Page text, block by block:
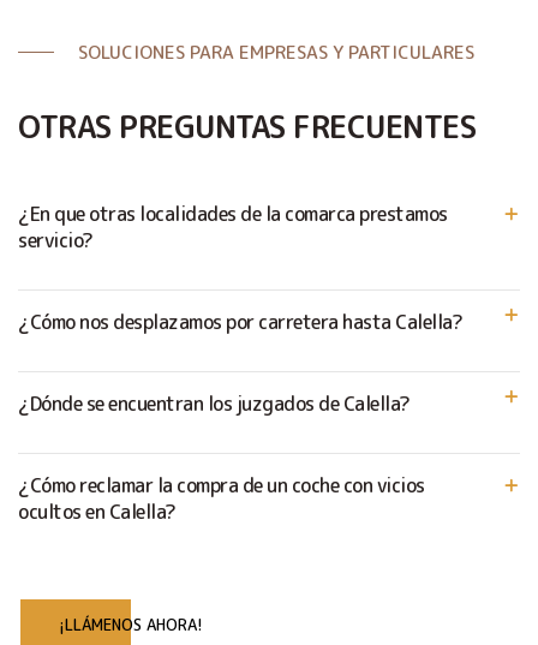
SOLUCIONES PARA EMPRESAS Y PARTICULARES
OTRAS PREGUNTAS FRECUENTES
¿En que otras localidades de la comarca prestamos
servicio?
¿Cómo nos desplazamos por carretera hasta Calella?
¿Dónde se encuentran los juzgados de Calella?
¿Cómo reclamar la compra de un coche con vicios
ocultos en Calella?
¡LLÁMENOS AHORA!